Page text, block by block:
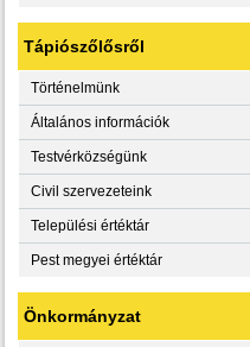
Tápiószőlősről
Történelmünk
Általános információk
Testvérközségünk
Civil szervezeteink
Települési értéktár
Pest megyei értéktár
Önkormányzat